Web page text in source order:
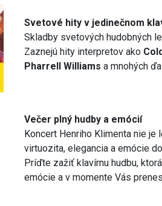
Svetové hity v jedinečnom
Skladby svetových hudobných
Zaznejú hity interpretov ako
Pharrell Williams a mnohých
Večer plný hudby a emócií
Koncert Henriho Klimenta nie je
virtuozita, elegancia a emócie
Príďte zažiť klavírnu hudbu,
emócie a v momente Vás